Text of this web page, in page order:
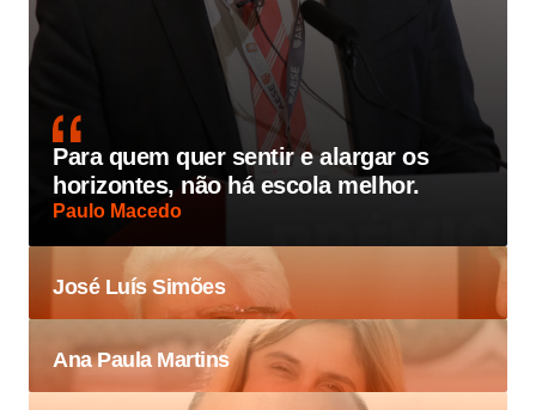
Para quem quer sentir e alargar os
horizontes, não há escola melhor.
Paulo Macedo
José Luís Simões
Ana Paula Martins